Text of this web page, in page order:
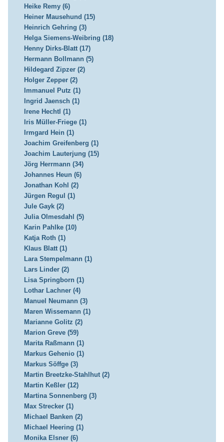
Heike Remy (6)
Heiner Mausehund (15)
Heinrich Gehring (3)
Helga Siemens-Weibring (18)
Henny Dirks-Blatt (17)
Hermann Bollmann (5)
Hildegard Zipzer (2)
Holger Zepper (2)
Immanuel Putz (1)
Ingrid Jaensch (1)
Irene Hechtl (1)
Iris Müller-Friege (1)
Irmgard Hein (1)
Joachim Greifenberg (1)
Joachim Lauterjung (15)
Jörg Herrmann (34)
Johannes Heun (6)
Jonathan Kohl (2)
Jürgen Regul (1)
Jule Gayk (2)
Julia Olmesdahl (5)
Karin Pahlke (10)
Katja Roth (1)
Klaus Blatt (1)
Lara Stempelmann (1)
Lars Linder (2)
Lisa Springborn (1)
Lothar Lachner (4)
Manuel Neumann (3)
Maren Wissemann (1)
Marianne Golitz (2)
Marion Greve (59)
Marita Raßmann (1)
Markus Gehenio (1)
Markus Söffge (3)
Martin Breetzke-Stahlhut (2)
Martin Keßler (12)
Martina Sonnenberg (3)
Max Strecker (1)
Michael Banken (2)
Michael Heering (1)
Monika Elsner (6)